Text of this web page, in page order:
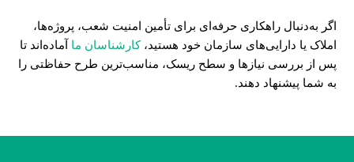
اگر به‌دنبال راهکاری حرفه‌ای برای تأمین امنیت شعب، پروژه‌ها،
املاک یا دارایی‌های سازمان خود هستید،کارشناسان ما آماده‌اند تا
پس از بررسی نیازها و سطح ریسک، مناسب‌ترین طرح حفاظتی را
به شما پیشنهاد دهند.